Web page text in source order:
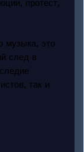
протест,
музыка, это
след в
так и